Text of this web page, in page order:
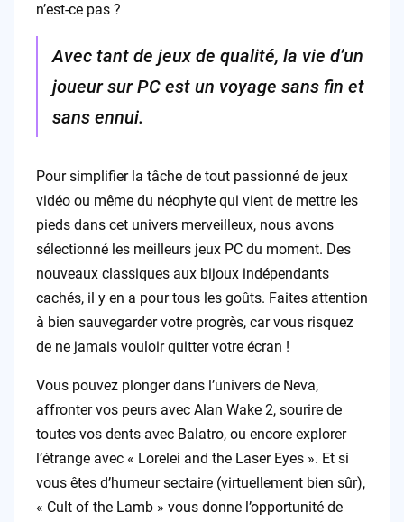
n’est-ce pas ?
Avec tant de jeux de qualité, la vie d’un
joueur sur PC est un voyage sans fin et
sans ennui.
Pour simplifier la tâche de tout passionné de jeux
vidéo ou même du néophyte qui vient de mettre les
pieds dans cet univers merveilleux, nous avons
sélectionné les meilleurs jeux PC du moment. Des
nouveaux classiques aux bijoux indépendants
cachés, il y en a pour tous les goûts. Faites attention
à bien sauvegarder votre progrès, car vous risquez
de ne jamais vouloir quitter votre écran !
Vous pouvez plonger dans l’univers de Neva,
affronter vos peurs avec Alan Wake 2, sourire de
toutes vos dents avec Balatro, ou encore explorer
l’étrange avec « Lorelei and the Laser Eyes ». Et si
vous êtes d’humeur sectaire (virtuellement bien sûr),
« Cult of the Lamb » vous donne l’opportunité de